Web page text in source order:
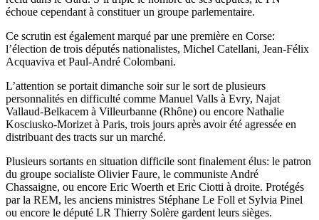
échoue cependant à constituer un groupe parlementaire.
Ce scrutin est également marqué par une première en Corse:
l’élection de trois députés nationalistes, Michel Catellani, Jean-Félix
Acquaviva et Paul-André Colombani.
L’attention se portait dimanche soir sur le sort de plusieurs
personnalités en difficulté comme Manuel Valls à Evry, Najat
Vallaud-Belkacem à Villeurbanne (Rhône) ou encore Nathalie
Kosciusko-Morizet à Paris, trois jours après avoir été agressée en
distribuant des tracts sur un marché.
Plusieurs sortants en situation difficile sont finalement élus: le patron
du groupe socialiste Olivier Faure, le communiste André
Chassaigne, ou encore Eric Woerth et Eric Ciotti à droite. Protégés
par la REM, les anciens ministres Stéphane Le Foll et Sylvia Pinel
ou encore le député LR Thierry Solère gardent leurs sièges.